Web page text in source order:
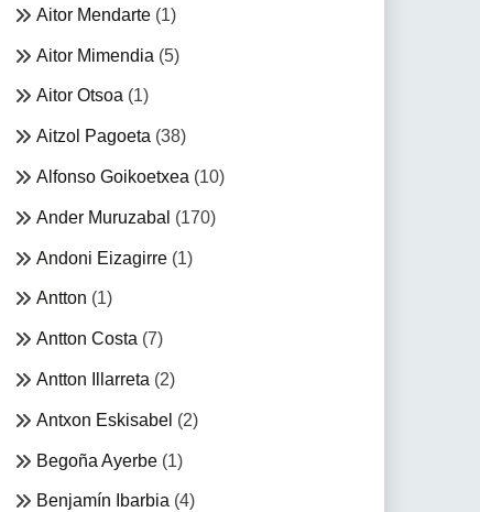
Aitor Mendarte(1)
Aitor Mimendia (5)
Aitor Otsoa (1)
Aitzol Pagoeta (38)
Alfonso Goikoetxea (10)
Ander Muruzabal (170)
Andoni Eizagirre(1)
Antton (1)
Antton Costa (7)
Antton Illarreta (2)
Antxon Eskisabel (2)
Begoña Ayerbe(1)
Benjamín Ibarbia (4)